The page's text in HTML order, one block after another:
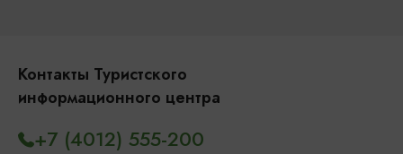
Контакты Туристского
информационного центра
+7 (4012) 555-200